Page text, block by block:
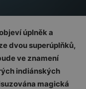
úplněk a
dvou superúplňků,
ve znamení
indiánských
magická